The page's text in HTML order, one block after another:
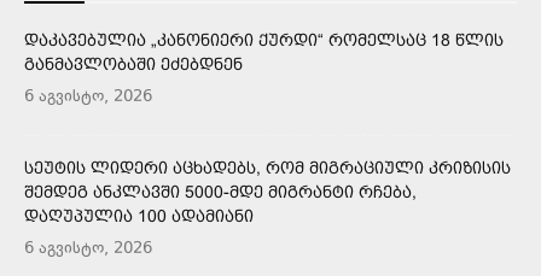
ᲓᲐᲙᲐᲕᲔᲑᲣᲚᲘᲐ „ᲙᲐᲜᲝᲜᲘᲔᲠᲘ ᲥᲣᲠᲓᲘ“ ᲠᲝᲛᲔᲚᲡᲐᲪ 18 ᲬᲚᲘᲡ
ᲒᲐᲜᲛᲐᲕᲚᲝᲑᲐᲨᲘ ᲔᲫᲔᲑᲓᲜᲔᲜ
6 აგვისტო, 2026
ᲡᲔᲣᲢᲘᲡ ᲚᲘᲓᲔᲠᲘ ᲐᲪᲮᲐᲓᲔᲑᲡ, ᲠᲝᲛ ᲛᲘᲒᲠᲐᲪᲘᲣᲚᲘ ᲙᲠᲘᲖᲘᲡᲘᲡ
ᲨᲔᲛᲓᲔᲒ ᲐᲜᲙᲚᲐᲕᲨᲘ 5000-ᲛᲓᲔ ᲛᲘᲒᲠᲐᲜᲢᲘ ᲠᲩᲔᲑᲐ,
ᲓᲐᲦᲣᲞᲣᲚᲘᲐ 100 ᲐᲓᲐᲛᲘᲐᲜᲘ
6 აგვისტო, 2026